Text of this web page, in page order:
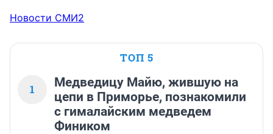
Новости СМИ2
ТОП 5
1
Медведицу Майю, жившую на
цепи в Приморье, познакомили
с гималайским медведем
Фиником